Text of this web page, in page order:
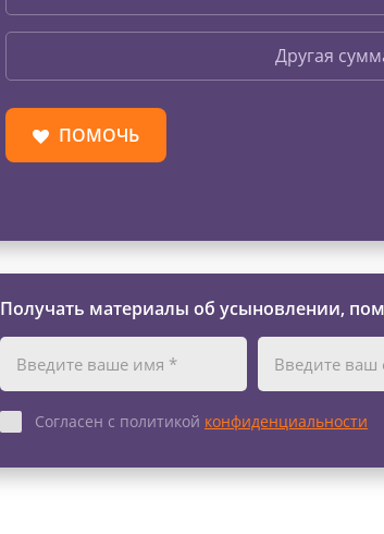
Другая
ПОМОЧЬ
Получать материалы об усыновлении,
Согласен с политикой конфиденциальности